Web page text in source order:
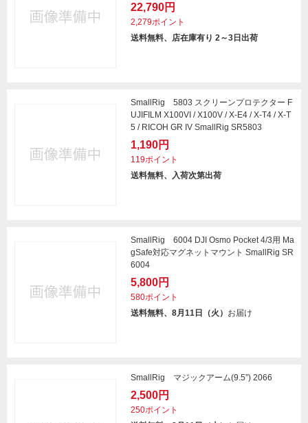
22,790円
2,279ポイント
送料無料、店在庫有り 2～3日出荷
SmallRig 5803 スクリーンプロテクター F
UJIFILM X100VI / X100V / X-E4 / X-T4 / X-T
5 / RICOH GR IV SmallRig SR5803
1,190円
119ポイント
送料無料、入荷次第出荷
SmallRig 6004 DJI Osmo Pocket 4/3用 Ma
gSafe対応マグネットマウント SmallRig SR
6004
5,800円
580ポイント
送料無料、8月11日（火） お届け
SmallRig マジックアーム(9.5”) 2066
2,500円
250ポイント